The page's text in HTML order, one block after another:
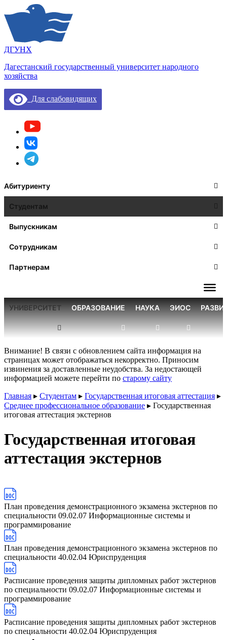
ДГУНХ
Дагестанский государственный университет народного
хозяйства
Для слабовидящих
Абитуриенту
Студентам
Выпускникам
Сотрудникам
Партнерам
УНИВЕРСИТЕТ ОБРАЗОВАНИЕ НАУКА ЭИОС
Внимание! В связи с обновлением сайта информация на
страницах может отображаться некорректно. Приносим
извинения за доставленные неудобства. За недостающей
информацией можете перейти по старому сайту
Главная ▸ Студентам ▸ Государственная итоговая аттестация ▸
Среднее профессиональное образование ▸ Государственная
итоговая аттестация экстернов
Государственная итоговая
аттестация экстернов
План проведения демонстрационного экзамена экстернов по
специальности 09.02.07 Информационные системы и
программирование
План проведения демонстрационного экзамена экстернов по
специальности 40.02.04 Юриспруденция
Расписание проведения защиты дипломных работ экстернов
по специальности 09.02.07 Информационные системы и
программирование
Расписание проведения защиты дипломных работ экстернов
по специальности 40.02.04 Юриспруденция